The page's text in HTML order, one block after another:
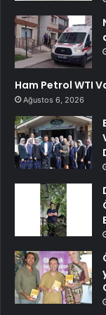
Ham Petrol WTI
Ağustos 6, 2026